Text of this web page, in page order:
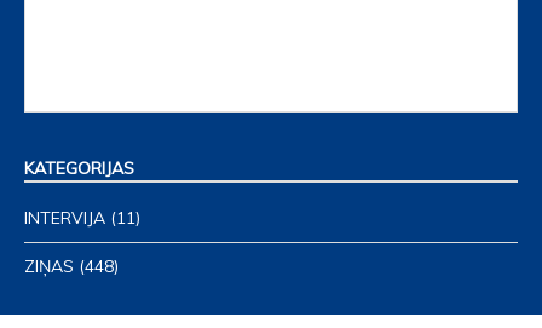
Post
navigation
KATEGORIJAS
INTERVIJA (11)
ZIŅAS (448)